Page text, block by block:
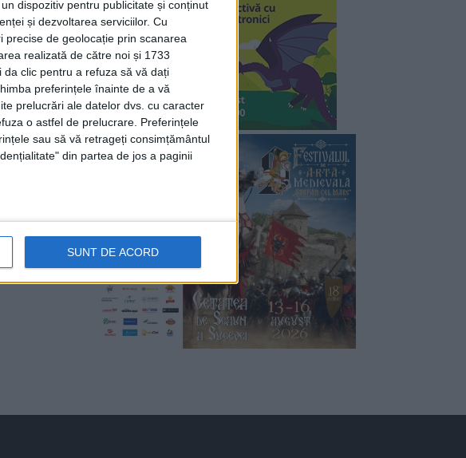
dispozitiv pentru publicitate și conținut
și dezvoltarea serviciilor. Cu
precise de geolocație prin scanarea
realizată de către noi și 1733
clic pentru a refuza să vă dați
preferințele înainte de a vă
prelucrări ale datelor dvs. cu caracter
o astfel de prelucrare. Preferințele
sau să vă retrageți consimțământul
din partea de jos a paginii
SUNT DE ACORD